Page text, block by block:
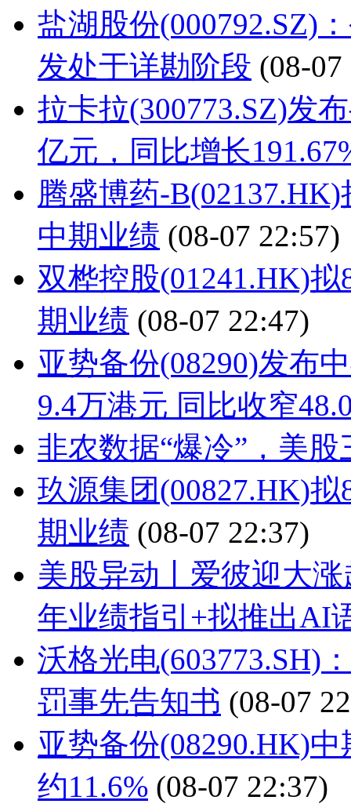
盐湖股份(000792.SZ)
发处于详勘阶段 (08-07
拉卡拉(300773.SZ)发
亿元，同比增长
腾盛博药-
中期业绩 (08-07 22:57)
双桦控股(01241.HK)
期业绩 (08-07 22:47)
亚势备份(08290)发布
9.4万港元 同比收窄
非农数据“爆冷”，美
玖源集团(00827.HK)
期业绩 (08-07 22:37)
美股异动丨爱彼迎大
年业绩指引+拟推出AI
沃格光电(603773.SH)
罚事先告知书 (08-07
亚势备份(08290.HK)
约11.6% (08-07 22:37)